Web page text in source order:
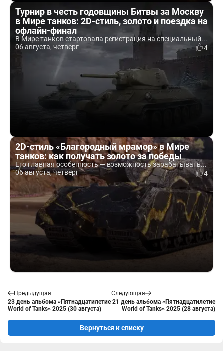
Турнир в честь годовщины Битвы за Москву
в Мире танков: 2D-стиль, золото и поездка на
офлайн-финал
В Мире танков стартовала регистрация на специальный...
06 августа, четверг
4
2D-стиль «Благородный мрамор» в Мире
танков: как получать золото за победы
Его главная особенность — возможность зарабатывать...
06 августа, четверг
4
Предыдущая
23 день альбома «Пятнадцатилетие
World of Tanks» 2025 (30 августа)
Следующая
21 день альбома «Пятнадцатилетие
World of Tanks» 2025 (28 августа)
Вернуться к списку